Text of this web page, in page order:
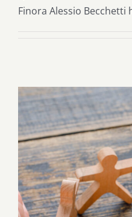
Finora Alessio Becchetti
L’umanità: una